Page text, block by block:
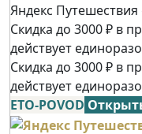
Яндекс Путешествия
Скидка до 3000 ₽ в
действует
Скидка до 3000 ₽ в
действует
ETO-POVOD